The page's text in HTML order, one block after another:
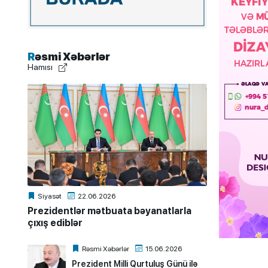
Rəsmi Xəbərlər
Hamısı
Siyasət 22.06.2026
Prezidentlər mətbuata bəyanatlarla
çıxış ediblər
Rəsmi Xəbərlər 15.06.2026
Prezident Milli Qurtuluş Günü ilə